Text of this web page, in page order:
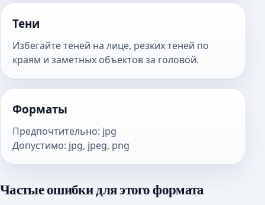
Тени
Избегайте теней на лице, резких теней по
краям и заметных объектов за головой.
Форматы
Предпочтительно: jpg
Допустимо: jpg, jpeg, png
Частые ошибки для этого формата